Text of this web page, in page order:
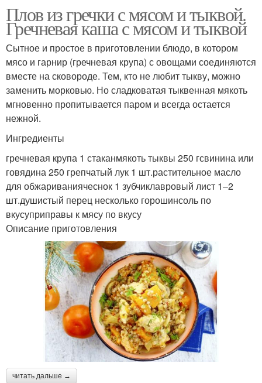
Плов из гречки с мясом и тыквой.
Гречневая каша с мясом и тыквой
Сытное и простое в приготовлении блюдо, в котором
мясо и гарнир (гречневая крупа) с овощами соединяются
вместе на сковороде. Тем, кто не любит тыкву, можно
заменить морковью. Но сладковатая тыквенная мякоть
мгновенно пропитывается паром и всегда остается
нежной.
Ингредиенты
гречневая крупа 1 стаканмякоть тыквы 250 гсвинина или
говядина 250 грепчатый лук 1 шт.растительное масло
для обжариваниячеснок 1 зубчиклавровый лист 1–2
шт.душистый перец несколько горошинсоль по
вкусуприправы к мясу по вкусу
Описание приготовления
читать дальше →